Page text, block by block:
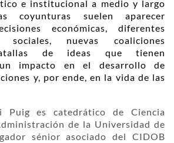
e institucional a medio y largo
coyunturas suelen aparecer
económicas, diferentes
sociales, nuevas coaliciones
de ideas que tienen
impacto en el desarrollo de
y, por ende, en la vida de las
Puig es catedrático de Ciencia
de la Universidad de
sénior asociado del CIDOB